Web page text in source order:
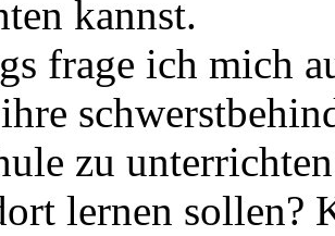
kannst.
frage ich mich
zu
lernen sollen?